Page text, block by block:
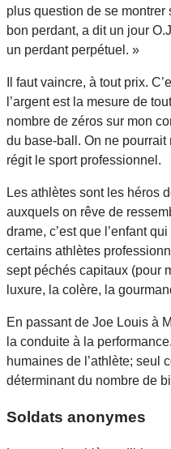
plus question de se
bon perdant, a dit un jour
un perdant perpétuel. »
Il faut vaincre, à tout prix.
l’argent est la mesure de
nombre de zéros sur mon
du base-ball. On ne
régit le sport professionnel.
Les athlètes sont les héros
auxquels on rêve de
drame, c’est que l’enfant
certains athlètes
sept péchés capitaux (pour
luxure, la colère, la
En passant de Joe Louis à
la conduite à la
humaines de l’athlète; seul
déterminant du nombre de
Soldats anonymes